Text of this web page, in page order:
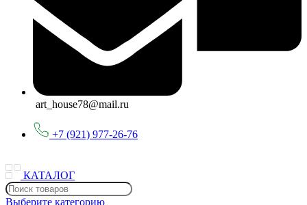
art_house78@mail.ru
+7 (921) 977-26-76
КАТАЛОГ
Выберите категорию